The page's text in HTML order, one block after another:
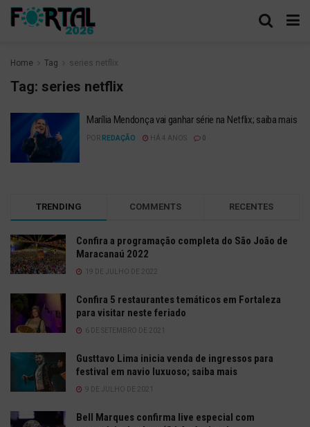
Home Tag series netflix
Tag: series netflix
Marília Mendonça vai ganhar série na Netflix; saiba mais
POR REDAÇÃO HÁ 4 ANOS
TRENDING COMMENTS RECENTES
Confira a programação completa do São João de
Maracanaú 2022
19 DE JULHO DE 2022
Confira 5 restaurantes temáticos em Fortaleza
para visitar neste feriado
6 DE SETEMBRO DE 2021
Gusttavo Lima inicia venda de ingressos para
festival em navio luxuoso; saiba mais
9 DE JULHO DE 2021
Bell Marques confirma live especial com